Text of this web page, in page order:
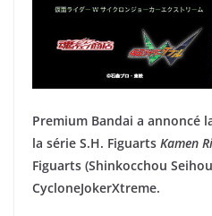
Premium Bandai a annoncé
la série S.H. Figuarts Kamen
Figuarts (Shinkocchou
CycloneJokerXtreme.